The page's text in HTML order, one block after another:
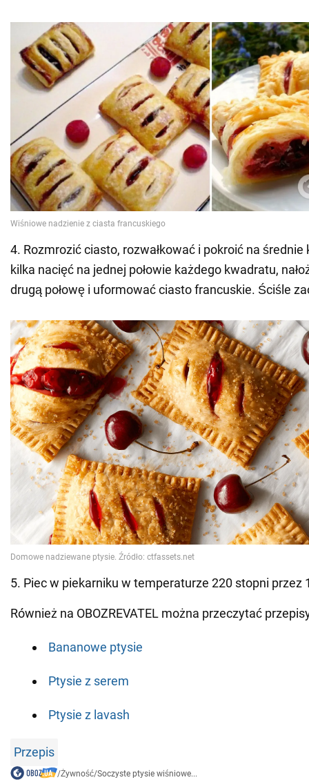
4. Rozmrozić ciasto, rozwałkować i pokroić na
kilka nacięć na jednej połowie każdego kwadratu,
drugą połowę i uformować ciasto francuskie. Ściśle
5. Piec w piekarniku w temperaturze 220 stopni przez
Również na OBOZREVATEL można przeczytać
Bananowe ptysie
Ptysie z serem
Ptysie z lavash
Przepis
/Żywność/Soczyste ptysie wiśniowe...